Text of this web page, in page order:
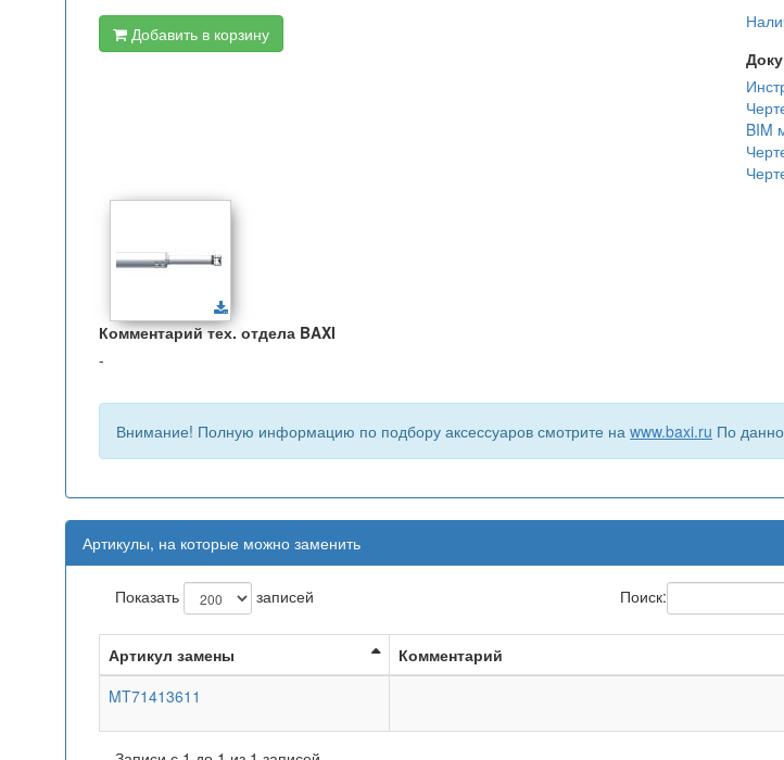
Добавить в корзину
BIM
Комментарий тех. отдела BAXI
-
Внимание! Полную информацию по подбору аксессуаров смотрите на www.baxi.ru По
Артикулы, на которые можно заменить
Показать записей Поиск:
Артикул замены Комментарий
MT71413611